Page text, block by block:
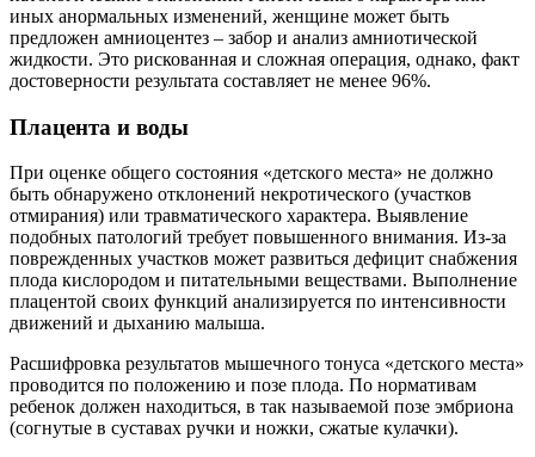
иных анормальных изменений, женщине может быть
предложен амниоцентез – забор и анализ амниотической
жидкости. Это рискованная и сложная операция, однако, факт
достоверности результата составляет не менее 96%.
Плацента и воды
При оценке общего состояния «детского места» не должно
быть обнаружено отклонений некротического (участков
отмирания) или травматического характера. Выявление
подобных патологий требует повышенного внимания. Из-за
поврежденных участков может развиться дефицит снабжения
плода кислородом и питательными веществами. Выполнение
плацентой своих функций анализируется по интенсивности
движений и дыханию малыша.
Расшифровка результатов мышечного тонуса «детского места»
проводится по положению и позе плода. По нормативам
ребенок должен находиться, в так называемой позе эмбриона
(согнутые в суставах ручки и ножки, сжатые кулачки).